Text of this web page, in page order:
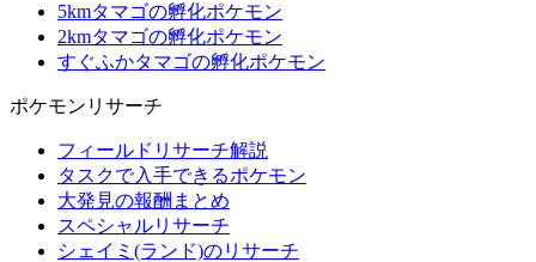
5kmタマゴの孵化ポケモン
2kmタマゴの孵化ポケモン
すぐふかタマゴの孵化ポケモン
ポケモンリサーチ
フィールドリサーチ解説
タスクで入手できるポケモン
大発見の報酬まとめ
スペシャルリサーチ
シェイミ(ランド)のリサーチ